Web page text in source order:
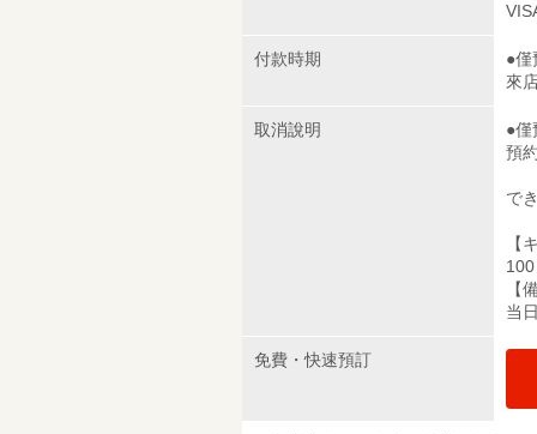
付款時期
●僅
來
取消說明
●僅
預
で
【
【
当
免費・快速預訂